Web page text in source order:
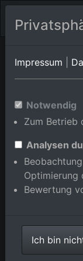
Orts-
Im Shop
Tanks und
Impressum
Notwendig
Zum Betrieb
Analysen
Optimierung
Bewertung
Ich bin